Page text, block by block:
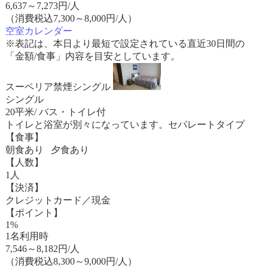
6,637～ 7,273円/人
（消費税込7,300～8,000円/人）
空室カレンダー
※表記は、本日より最短で設定されている直近30日間の
「金額/食事」内容を目安としています。
スーペリア禁煙シングル
シングル
20平米/ バス・トイレ付
トイレと浴室が別々になっています。セパレートタイプ
【食事】
朝食あり 夕食あり
【人数】
1人
【決済】
クレジットカード／現金
【ポイント】
1%
1名利用時
7,546～8,182円/人
（消費税込8,300～9,000円/人）